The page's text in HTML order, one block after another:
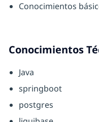
Conocimientos
Conocimientos
Java
springboot
postgres